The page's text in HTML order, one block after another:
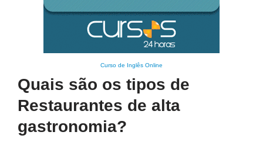
Curso de Inglês Online
Quais são os tipos de
Restaurantes de alta
gastronomia?